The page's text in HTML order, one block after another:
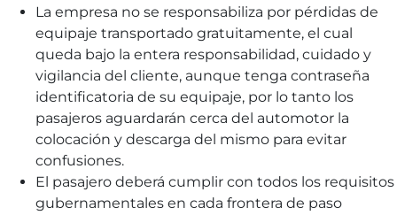
La empresa no se responsabiliza por pérdidas de
equipaje transportado gratuitamente, el cual
queda bajo la entera responsabilidad, cuidado y
vigilancia del cliente, aunque tenga contraseña
identificatoria de su equipaje, por lo tanto los
pasajeros aguardarán cerca del automotor la
colocación y descarga del mismo para evitar
confusiones.
El pasajero deberá cumplir con todos los requisitos
gubernamentales en cada frontera de paso